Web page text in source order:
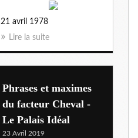
21 avril 1978
Lire la suite
Phrases et maximes
du facteur Cheval -
Le Palais Idéal
23 Avril 2019